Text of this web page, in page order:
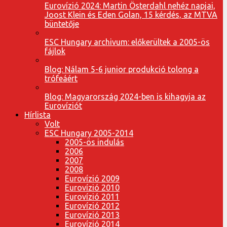
Eurovízió 2024: Martin Österdahl nehéz napjai,
Joost Klein és Eden Golan, 15 kérdés, az MTVA
büntetője
ESC Hungary archivum: előkerültek a 2005-ös
fájlok
Blog: Nálam 5-6 junior produkció tolong a
trófeáért
Blog: Magyarország 2024-ben is kihagyja az
Eurovíziót
Hírlista
Volt
ESC Hungary 2005-2014
2005-ös indulás
2006
2007
2008
Eurovízió 2009
Eurovízió 2010
Eurovízió 2011
Eurovízió 2012
Eurovízió 2013
Eurovízió 2014